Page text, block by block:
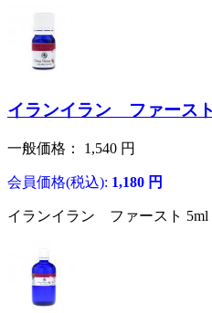
イランイラン ファース
一般価格： 1,540 円
会員価格(税込): 1,180 円
イランイラン ファースト 5ml